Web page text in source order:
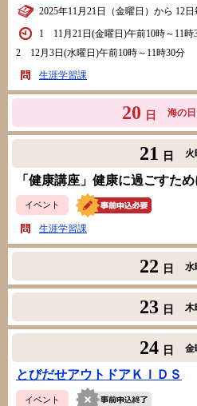
2025年11月21日（金曜日）から 12日
1 11月21日(金曜日)午前10時～11時
2 12月3日(水曜日)午前10時～11時30分
生涯学習課
20 日 海の日
21 日 火
「健康講座」健康に過ごすた
イベント
生涯学習課
22 日 水
23 日 木
24 日 金
とびだせアウトドアＫＩＤＳ
イベント